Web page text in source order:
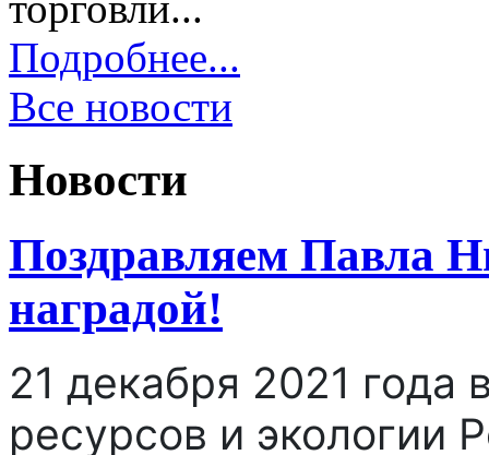
Подробнее...
Все новости
Новости
Поздравляем Павла
наградой!
21 декабря 2021
ресурсов и экологии